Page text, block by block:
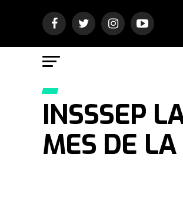
INSSSEP
MES DE